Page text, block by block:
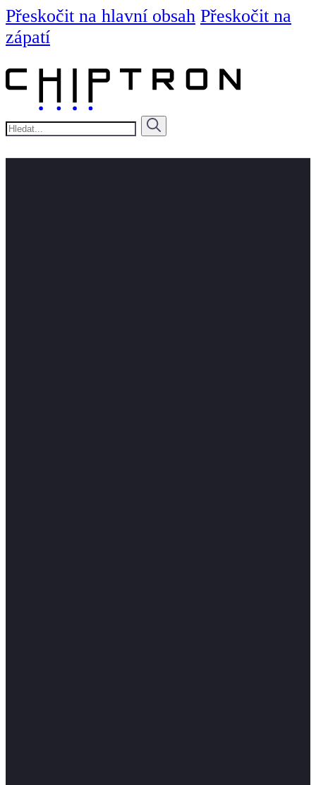
Přeskočit na hlavní obsah Přeskočit na
zápatí
Hledat